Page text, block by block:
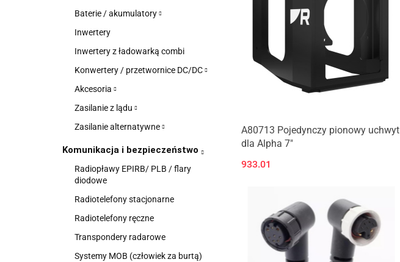
Baterie / akumulatory
Inwertery
Inwertery z ładowarką combi
Konwertery / przetwornice DC/DC
Akcesoria
Zasilanie z lądu
Zasilanie alternatywne
Komunikacja i bezpieczeństwo
Radiopławy EPIRB/ PLB / flary
diodowe
Radiotelefony stacjonarne
Radiotelefony ręczne
Transpondery radarowe
Systemy MOB (człowiek za burtą)
A80713 Pojedynczy pionowy uchwyt
dla Alpha 7"
933.01